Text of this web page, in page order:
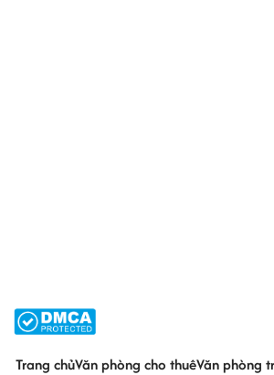
Trang chủVăn phòng cho thuêVăn phòng